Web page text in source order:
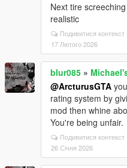
Next tire
realistic
Подивитися контекст
17 Лютого 2026
blur085 »
@ArcturusGTA
rating system by
mod then whine
You're being unfair.
Подивитися контекст
26 Січня 2026